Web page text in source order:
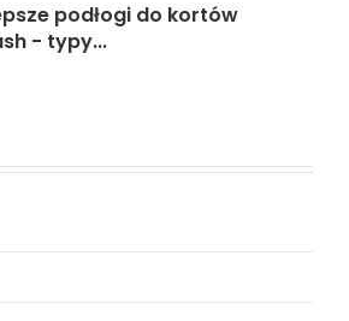
podłogi do kortów
- typy...